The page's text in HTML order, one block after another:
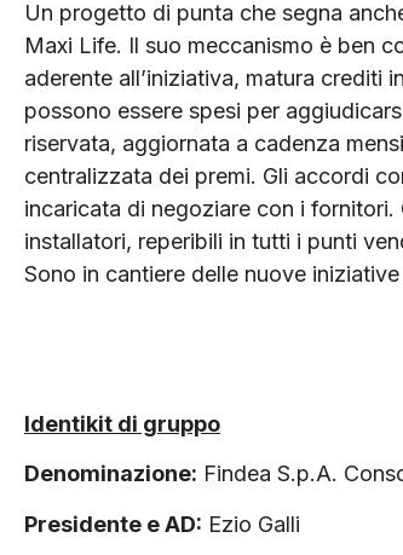
Un progetto di punta che segna
Maxi Life. Il suo meccanismo è ben
aderente all’iniziativa, matura
possono essere spesi per
riservata, aggiornata a cadenza
centralizzata dei premi. Gli accordi
incaricata di negoziare con i
installatori, reperibili in tutti i punti
Sono in cantiere delle nuove
Identikit di gruppo
Denominazione: Findea S.p.A.
Presidente e AD: Ezio Galli